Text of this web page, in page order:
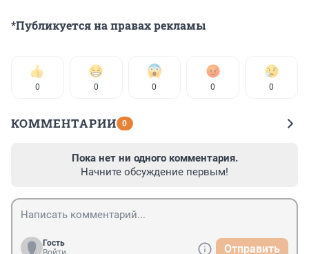
*Публикуется на правах рекламы
0 0 0 0 0
КОММЕНТАРИИ 0
Пока нет ни одного комментария.
Начните обсуждение первым!
Гость
Отправить